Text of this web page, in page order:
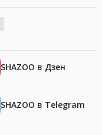
SHAZOO в Дзен
SHAZOO в Telegram